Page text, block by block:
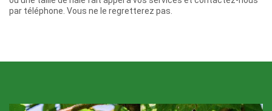
par téléphone. Vous ne le regretterez pas.